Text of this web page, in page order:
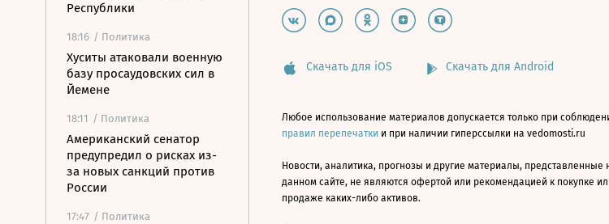
Республики
18:16 / Политика
Хуситы атаковали военную
базу просаудовских сил в
Йемене
18:11 / Политика
Американский сенатор
предупредил о рисках из-
за новых санкций против
России
17:47 / Политика
Скачать для iOS Скачать для Android
Любое использование материалов допускается только при
правил перепечатки и при наличии гиперссылки на vedomosti.ru
Новости, аналитика, прогнозы и другие материалы, представленные
данном сайте, не являются офертой или рекомендацией к покупке
продаже каких-либо активов.